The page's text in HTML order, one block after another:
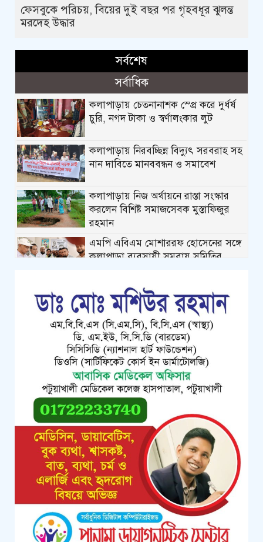
ফেসবুকে পরিচয়, বিয়ের দুই বছর পর গৃহবধূর ঝুলন্ত
মরদেহ উদ্ধার
সর্বশেষ
সর্বাধিক
কলাপাড়ায় চেতনানাশক স্প্রে করে দুর্ধর্ষ
চুরি, নগদ টাকা ও স্বর্ণালংকার লুট
কলাপাড়ায় নিরবচ্ছিন্ন বিদ্যুৎ সরবরাহ সহ
নান দাবিতে মানববন্ধন ও সমাবেশ
কলাপাড়ায় নিজ অর্থায়নে রাস্তা সংস্কার
করলেন বিশিষ্ট সমাজসেবক মুস্তাফিজুর
রহমান
এমপি এবিএম মোশাররফ হোসেনের সঙ্গে
কলাপাড়া ব্যবসায়ী সমবায় সমিতির
কলাপাড়ায় গৃহহীন,প্রতিবন্ধী, দুস্থ ও দরিদ্র
মেধাবী শিক্ষার্থীরা পেল নগদ অর্থ
সহায়তার চেক
পটুয়াখালীতে পতিতালয় থেকে যুবকের
মরদেহ উদ্ধার
কলাপাড়ায় বিএনপি সভাপতির বিরুদ্ধে
মিথ্যা, বানোয়াট সংবাদের তীব্র প্রতিবাদ
জানিয়েছে বিএনপি
কলাপাড়ায় পাটাতন ভেঙ্গে পড়া সেই
মসজিদের সংস্কার কাজ শুরু
কলাপাড়ায় মুদি ব্যাবসায়ীর ওপর সন্ত্রাসী
হামলা, গুরুতর অবস্থায় বরিশালে রেফার
কলাপাড়ায় জমি নিয়ে হয়রানির অভিযোগে
সংবাদ সম্মেলন